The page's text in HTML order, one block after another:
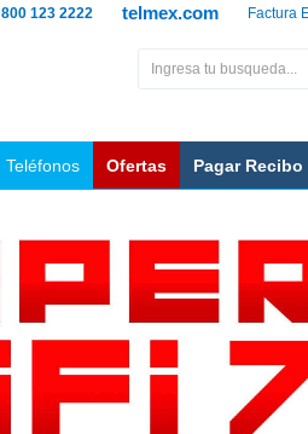
Factura
telmex.com
800 123 2222
Teléfonos Ofertas Pagar Recibo